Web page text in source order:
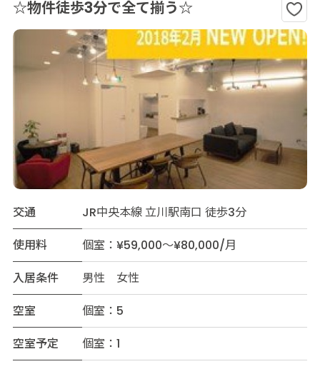
☆物件徒歩3分で全て揃う☆
交通
JR中央本線 立川駅南口 徒歩3分
使用料
個室：¥59,000～¥80,000/月
入居条件
男性 女性
空室
個室：5
空室予定
個室：1